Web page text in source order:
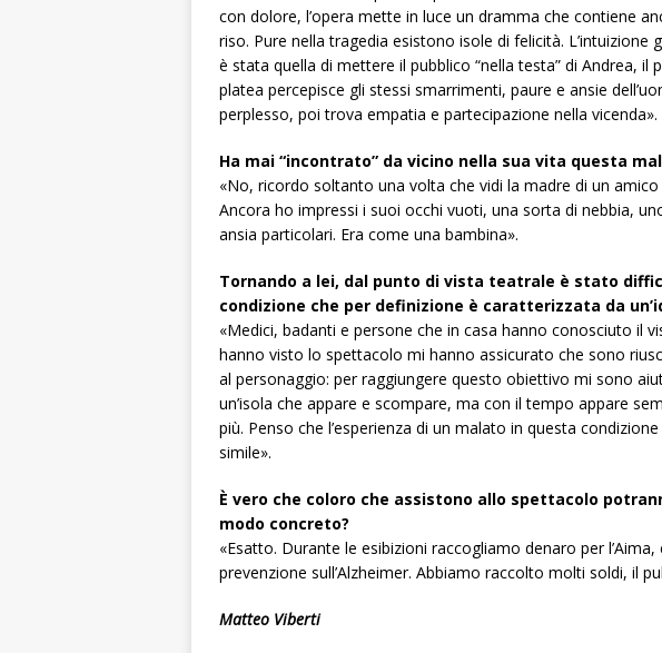
con dolore, l’opera mette in luce un dramma che contiene
riso. Pure nella tragedia esistono isole di felicità. L’intuizione
è stata quella di mettere il pubblico “nella testa” di Andrea,
platea percepisce gli stessi smarrimenti, paure e ansie
perplesso, poi trova empatia e partecipazione nella vicenda».
Ha mai “incontrato” da vicino nella sua vita questa
«No, ricordo soltanto una volta che vidi la madre di un
Ancora ho impressi i suoi occhi vuoti, una sorta di nebbia,
ansia particolari. Era come una bambina».
Tornando a lei, dal punto di vista teatrale è stato
condizione che per definizione è caratterizzata da
«Medici, badanti e persone che in casa hanno conosciuto il
hanno visto lo spettacolo mi hanno assicurato che sono
al personaggio: per raggiungere questo obiettivo mi sono
un’isola che appare e scompare, ma con il tempo appare
più. Penso che l’esperienza di un malato in questa
simile».
È vero che coloro che assistono allo spettacolo
modo concreto?
«Esatto. Durante le esibizioni raccogliamo denaro per
prevenzione sull’Alzheimer. Abbiamo raccolto molti soldi, il
Matteo Viberti